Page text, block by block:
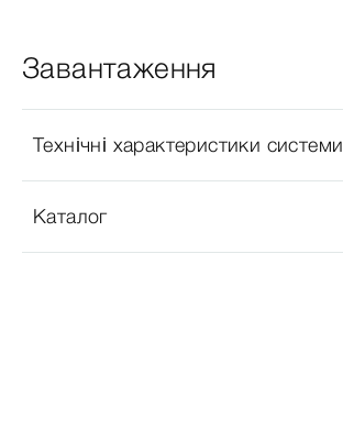
Завантаження
Технічні характеристики системи
Каталог